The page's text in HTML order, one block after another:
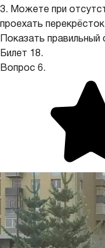
3. Можете при
проехать
Показать правильный
Билет 18.
Вопрос 6.